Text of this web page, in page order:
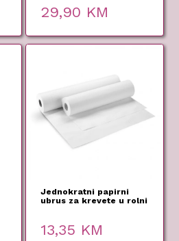
29,90 KM
Jednokratni papirni
ubrus za krevete u rolni
13,35 KM